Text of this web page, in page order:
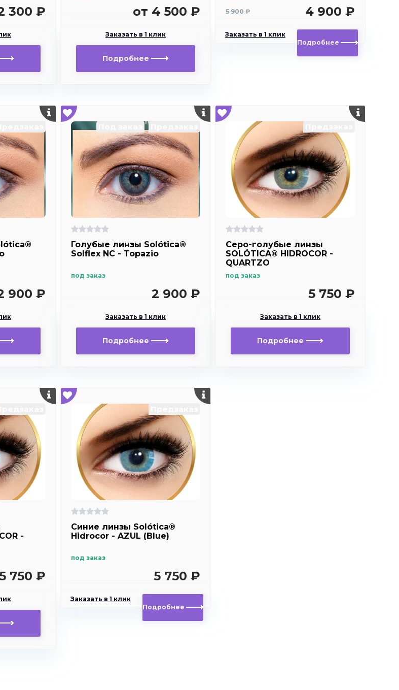
300 ₽ от 4 500 ₽
Заказать в 1 клик
Подробнее
5 900 ₽ 4 900 ₽
Заказать в 1 клик
Подробнее
900 ₽
Голубые линзы Solótica®
Solflex NC - Topazio
под заказ
2 900 ₽
Заказать в 1 клик
Подробнее
Серо-голубые линзы
SOLÓTICA® HIDROCOR -
QUARTZO
под заказ
5 750 ₽
Заказать в 1 клик
Подробнее
-
750 ₽
Синие линзы Solótica®
Hidrocor - AZUL (Blue)
под заказ
5 750 ₽
Заказать в 1 клик
Подробнее